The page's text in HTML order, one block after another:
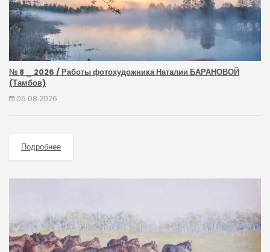
№ 8 _ 2026 / Работы фотохудожника Наталии БАРАНОВОЙ
(Тамбов)
05.08.2026
Подробнее